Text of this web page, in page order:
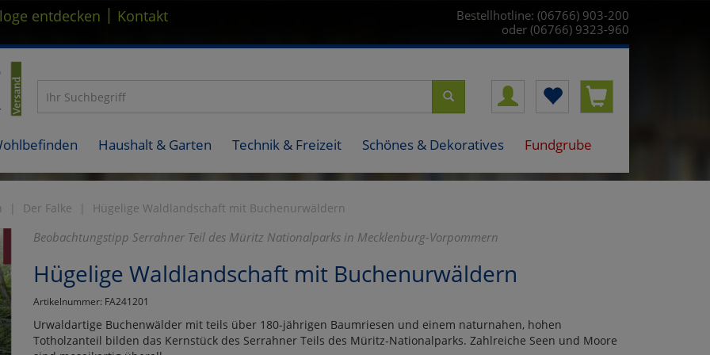
entdecken | Kontakt
Bestellhotline: (06766) 903-200
oder (06766) 9323-960
Haushalt & Garten Technik & Freizeit Schönes & Dekoratives Fundgrube
Der Falke Hügelige Waldlandschaft mit Buchenurwäldern
Beobachtungstipp Serrahner Teil des Müritz Nationalparks in Mecklenburg-Vorpommern
Hügelige Waldlandschaft mit Buchenurwäldern
Artikelnummer: FA241201
Urwaldartige Buchenwälder mit teils über 180-jährigen Baumriesen und einem naturnahen, hohen
Totholzanteil bilden das Kernstück des Serrahner Teils des Müritz-Nationalparks. Zahlreiche Seen und Moore